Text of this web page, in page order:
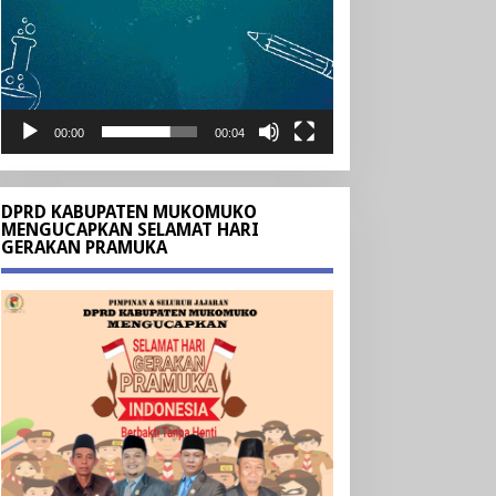
00:00 00:04
DPRD KABUPATEN MUKOMUKO
MENGUCAPKAN SELAMAT HARI
GERAKAN PRAMUKA